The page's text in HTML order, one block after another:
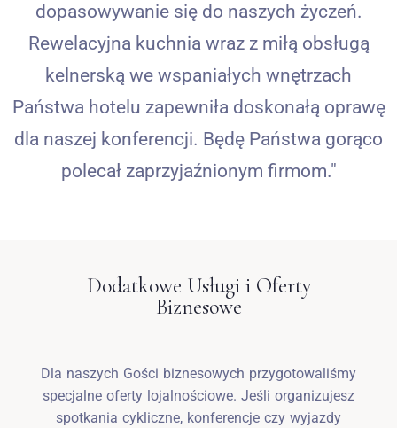
dopasowywanie się do naszych życzeń.
Rewelacyjna kuchnia wraz z miłą obsługą
kelnerską we wspaniałych wnętrzach
Państwa hotelu zapewniła doskonałą oprawę
dla naszej konferencji. Będę Państwa gorąco
polecał zaprzyjaźnionym firmom."
Dodatkowe Usługi i Oferty
Biznesowe
Dla naszych Gości biznesowych przygotowaliśmy
specjalne oferty lojalnościowe. Jeśli organizujesz
spotkania cykliczne, konferencje czy wyjazdy